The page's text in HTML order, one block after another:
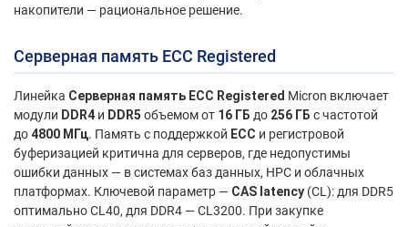
накопители — рациональное решение.
Серверная память ECC Registered
Линейка Серверная память ECC Registered Micron включает
модули DDR4 и DDR5 объемом от 16 ГБ до 256 ГБ с частотой
до4800 МГц. Память с поддержкой ECC и регистровой
буферизацией критична для серверов, где недопустимы
ошибки данных — в системах баз данных, HPC и облачных
платформах. Ключевой параметр — CAS latency (CL): для DDR5
оптимально CL40, для DDR4 — CL3200. При закупке